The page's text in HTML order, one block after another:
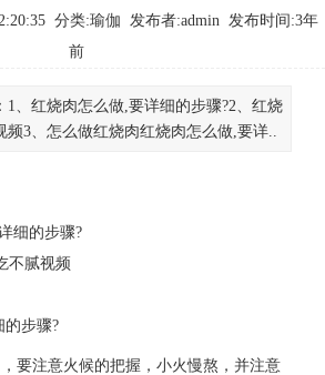
分类:瑜伽 发布者:admin 发布时间:3年
前
1、红烧肉怎么做,要详细的步骤?2、红烧
频3、怎么做红烧肉红烧肉怎么做,要详..
细的步骤?
不腻视频
的步骤?
要注意火候的把握，小火慢熬，并注意